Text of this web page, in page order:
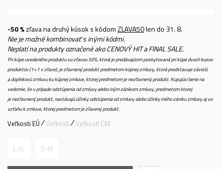
-50 %zľava na druhý kúsok s kódomZLAVA50len do 31. 8.
Nie je možné kombinovať s inými kódmi.
Neplatí na produkty označené ako CENOVÝ HIT a FINAL SALE.
Pri kúpe uvedeného produktu so zľavou 50%, ktorá je predávajúcim poskytovaná pri kúpe dvoch kusov
produktov (1+1 v zľave), je zľavnený produkt predmetom kúpnej zmluvy, ktorá predstavuje závislú
a doplnkovú zmluvu ku kúpnej zmluve, ktorej predmetom je nezľavnený produkt. Kupujúci berie na
vedomie, že v prípade odstúpenia od zmluvy alebo iným zánikom zmluvy, predmetom ktorej
je nezľavnený produkt, nastávajú účinky odstúpenia od zmluvy alebo účinky iného zániku zmluvy aj vo
vzťahu k zmluve, ktorej predmetom je zľavený produkt.
Veľkosti EÚ Veľkosti Veľkosti CM
L-XL S-M